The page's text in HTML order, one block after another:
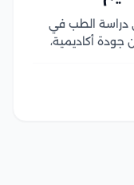
دراسة الطب في
جودة أكاديمية،